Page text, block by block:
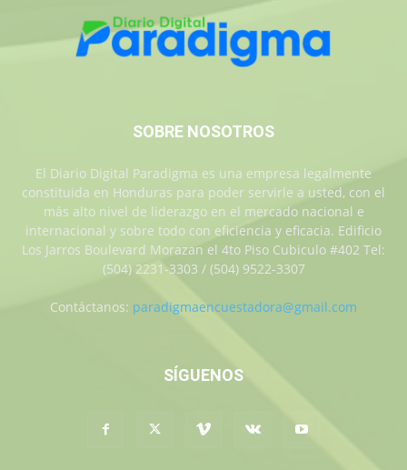
SOBRE NOSOTROS
El Diario Digital Paradigma es una empresa legalmente
constituida en Honduras para poder servirle a usted, con el
más alto nivel de liderazgo en el mercado nacional e
internacional y sobre todo con eficiencia y eficacia. Edificio
Los Jarros Boulevard Morazan el 4to Piso Cubiculo #402 Tel:
(504) 2231-3303 / (504) 9522-3307
Contáctanos: paradigmaencuestadora@gmail.com
SÍGUENOS